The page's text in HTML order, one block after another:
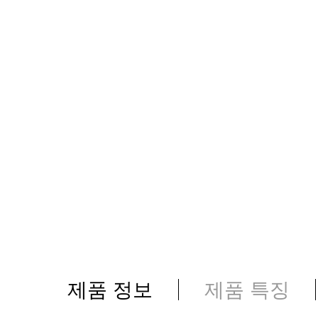
제품 정보 제품 특징